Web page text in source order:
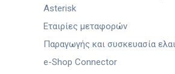
Asterisk
Εταιρίες μεταφορών
Παραγωγής και συσκευασία
e-Shop Connector